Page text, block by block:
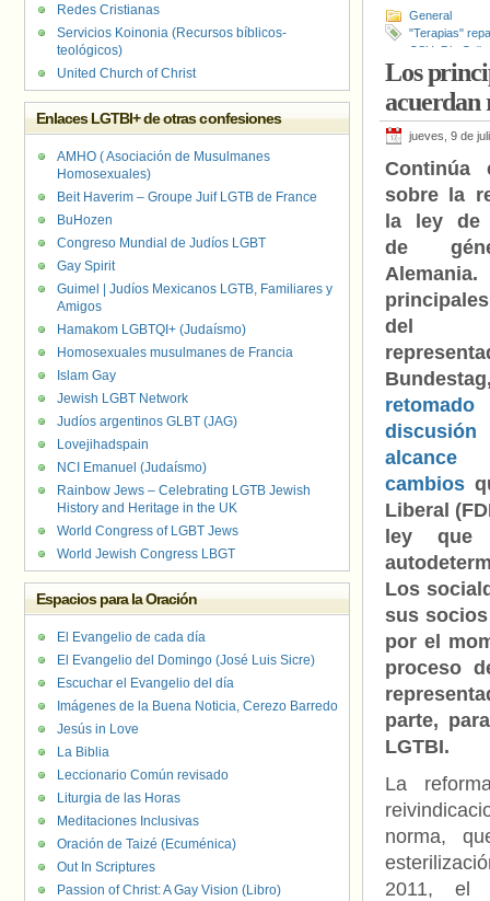
General
"Terapias"
CSU
Die
Scholz,
Los
acuerdan
jueves, 9 de
Continúa
sobre la
la ley de
de
del
cambios
Liberal
ley que
Los
sus socios
por el
proceso
parte,
LGTBI.
La
norma,
2011, el
Redes Cristianas
Servicios Koinonia (Recursos bíblicos-
teológicos)
United Church of Christ
Enlaces LGTBI+ de otras confesiones
AMHO ( Asociación de Musulmanes
Homosexuales)
Beit Haverim – Groupe Juif LGTB de France
BuHozen
Congreso Mundial de Judíos LGBT
Gay Spirit
Guimel | Judíos Mexicanos LGTB, Familiares y
Amigos
Hamakom LGBTQI+ (Judaísmo)
Homosexuales musulmanes de Francia
Islam Gay
Jewish LGBT Network
Judíos argentinos GLBT (JAG)
Lovejihadspain
NCI Emanuel (Judaísmo)
Rainbow Jews – Celebrating LGTB Jewish
History and Heritage in the UK
World Congress of LGBT Jews
World Jewish Congress LBGT
Espacios para la Oración
El Evangelio de cada día
El Evangelio del Domingo (José Luis Sicre)
Escuchar el Evangelio del día
Imágenes de la Buena Noticia, Cerezo Barredo
Jesús in Love
La Biblia
Leccionario Común revisado
Liturgia de las Horas
Meditaciones Inclusivas
Oración de Taizé (Ecuménica)
Out In Scriptures
Passion of Christ: A Gay Vision (Libro)